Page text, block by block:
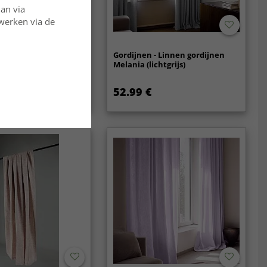
Gordijnen - Linnen gordijnen
Melania (lichtgrijs)
52.99 €
via
via de